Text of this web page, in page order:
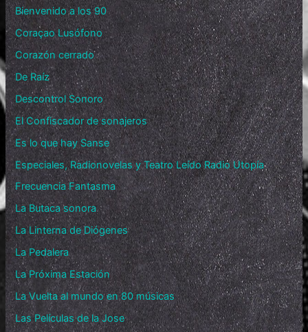
Bienvenido a los 90
Coraçao Lusófono
Corazón cerrado
De Raíz
Descontrol Sonoro
El Confiscador de sonajeros
Es lo que hay Sanse
Especiales, Radionovelas y Teatro Leído Radio Utopía
Frecuencia Fantasma
La Butaca sonora
La Linterna de Diógenes
La Pedalera
La Próxima Estación
La Vuelta al mundo en 80 músicas
Las Películas de la Jose